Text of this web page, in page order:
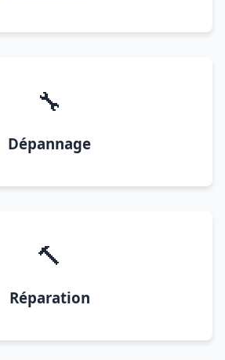
🔧
Dépannage
🔨
Réparation